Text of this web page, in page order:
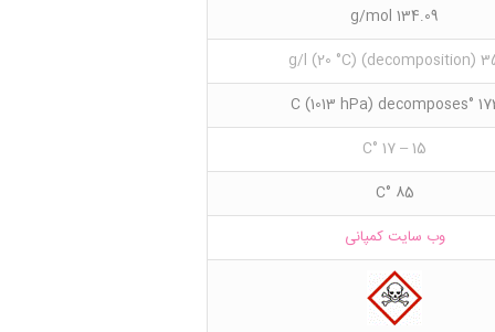
134.09 g/mol
35 g/l (20 °C)
172 °C (1013 hPa)
15 – 17 °C
85 °C
وب سایت کمپانی